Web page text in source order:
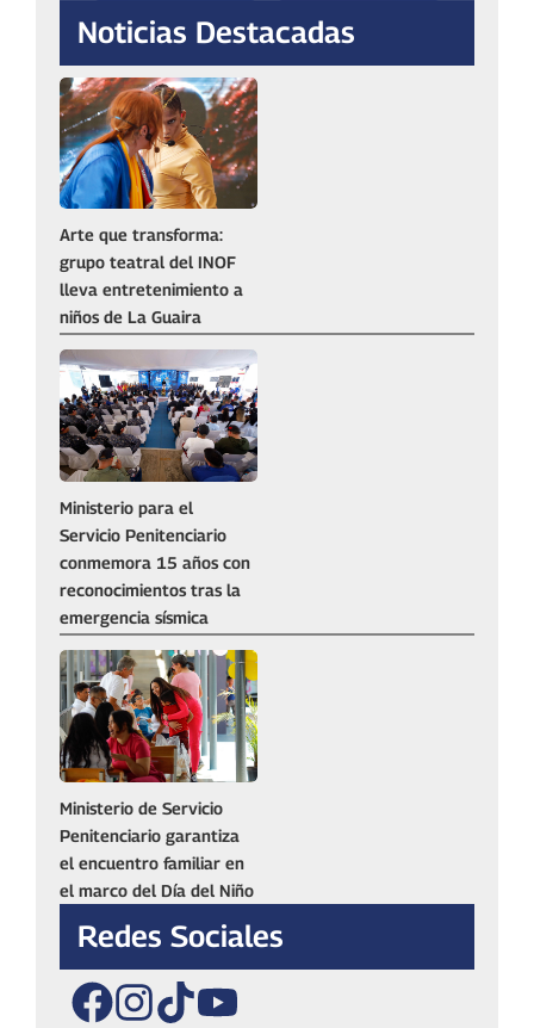
Noticias Destacadas
Arte que transforma:
grupo teatral del INOF
lleva entretenimiento a
niños de La Guaira
Ministerio para el
Servicio Penitenciario
conmemora 15 años con
reconocimientos tras la
emergencia sísmica
Ministerio de Servicio
Penitenciario garantiza
el encuentro familiar en
el marco del Día del Niño
Redes Sociales